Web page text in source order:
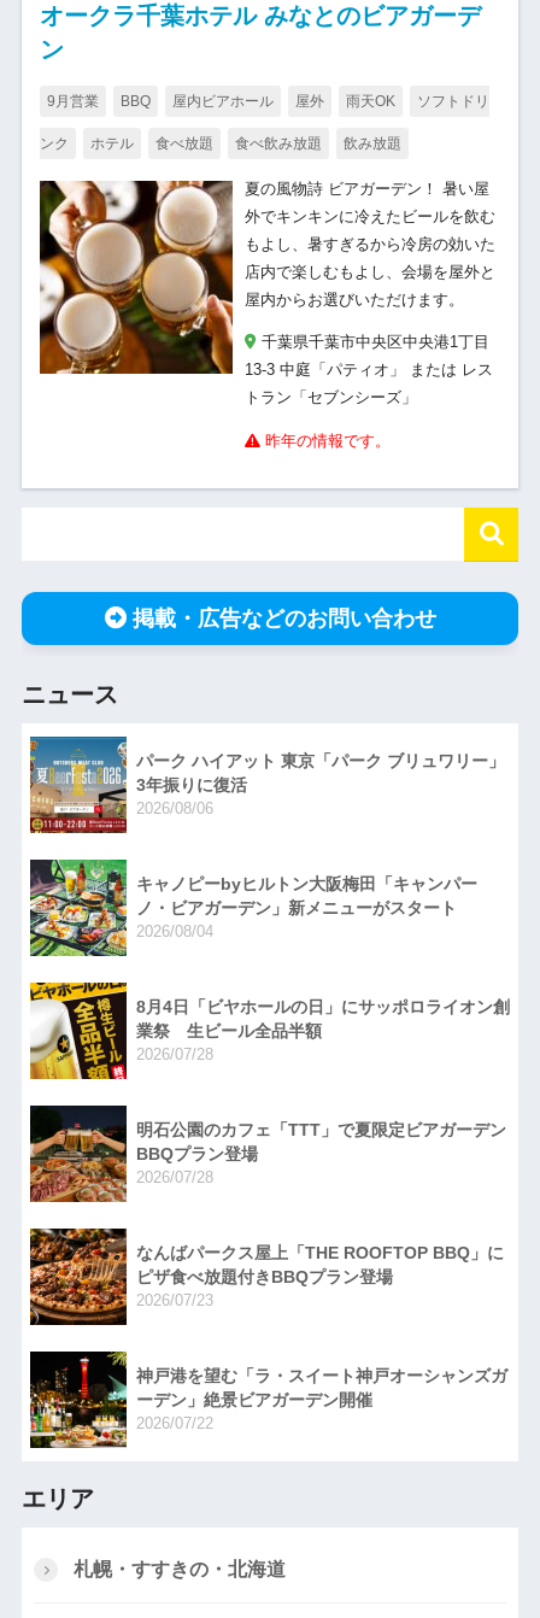
オークラ千葉ホテル みなとのビアガーデ
ン
9月営業 BBQ 屋内ビアホール 屋外 雨天OK ソフトドリ
ンク ホテル 食べ放題 食べ飲み放題 飲み放題
夏の風物詩 ビアガーデン！ 暑い屋
外でキンキンに冷えたビールを飲む
もよし、暑すぎるから冷房の効いた
店内で楽しむもよし、会場を屋外と
屋内からお選びいただけます。
千葉県千葉市中央区中央港1丁目
13-3 中庭「パティオ」 または レス
トラン「セブンシーズ」
昨年の情報です。
掲載・広告などのお問い合わせ
ニュース
パーク ハイアット 東京「パーク ブリュワリー」
3年振りに復活
2026/08/06
キャノピーbyヒルトン大阪梅田「キャンパー
ノ・ビアガーデン」新メニューがスタート
2026/08/04
8月4日「ビヤホールの日」にサッポロライオン創
業祭 生ビール全品半額
2026/07/28
明石公園のカフェ「TTT」で夏限定ビアガーデン
BBQプラン登場
2026/07/28
なんばパークス屋上「THE ROOFTOP BBQ」に
ピザ食べ放題付きBBQプラン登場
2026/07/23
神戸港を望む「ラ・スイート神戸オーシャンズガ
ーデン」絶景ビアガーデン開催
2026/07/22
エリア
札幌・すすきの・北海道